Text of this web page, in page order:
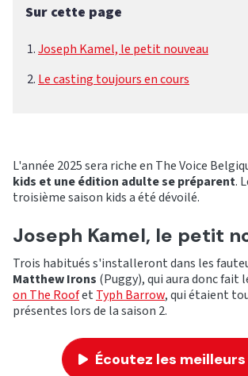
Sur cette page
Joseph Kamel, le petit nouveau
Le casting toujours en cours
L'année 2025 sera riche en The Voice
kids et une édition adulte se préparent.
troisième saison kids a été dévoilé.
Joseph Kamel, le petit
Trois habitués s'installeront dans les
Matthew Irons (Puggy), qui aura donc fait
on The Roofet Typh Barrow, qui étaient
présentes lors de la saison 2.
Écoutez les